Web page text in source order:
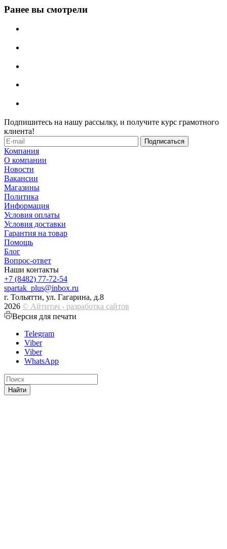
Ранее вы смотрели
Подпишитесь на нашу рассылку, и получите курс грамотного
клиента!
Компания
О компании
Новости
Вакансии
Магазины
Политика
Информация
Условия оплаты
Условия доставки
Гарантия на товар
Помощь
Блог
Вопрос-ответ
Наши контакты
+7 (8482) 77-72-54
spartak_plus@inbox.ru
г. Тольятти, ул. Гагарина, д.8
2026 © Айтитач - разработка сайтов
Версия для печати
Telegram
Viber
Viber
WhatsApp
Найти